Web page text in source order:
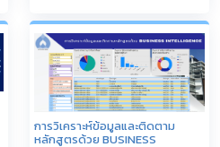
การวิเคราะห์ข้อมูลและติดตาม
หลักสูตรด้วย BUSINESS